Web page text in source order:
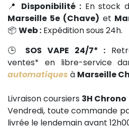
📍 Disponibilité : En stock
Marseille 5e (Chave) et
📦 Web : Expédition sous 24h.
🕒 SOS VAPE 24/7* :
ventes* en libre-service
automatiques à Marseille
Livraison coursiers 3H Chrono
Vendredi, toute commande
livrée le lendemain avant